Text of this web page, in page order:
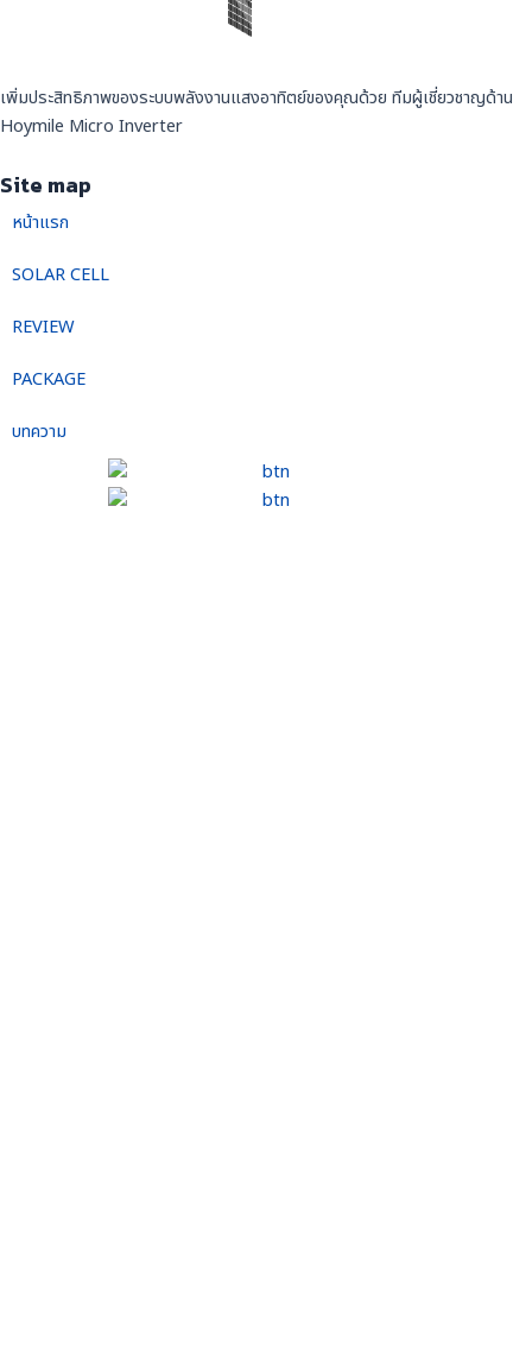
เพิ่มประสิทธิภาพของระบบพลังงานแสงอาทิตย์ของคุณด้วย ทีมผู้เชี่ยวชาญด้าน
Hoymile Micro Inverter
Site map
หน้าแรก
SOLAR CELL
REVIEW
PACKAGE
บทความ